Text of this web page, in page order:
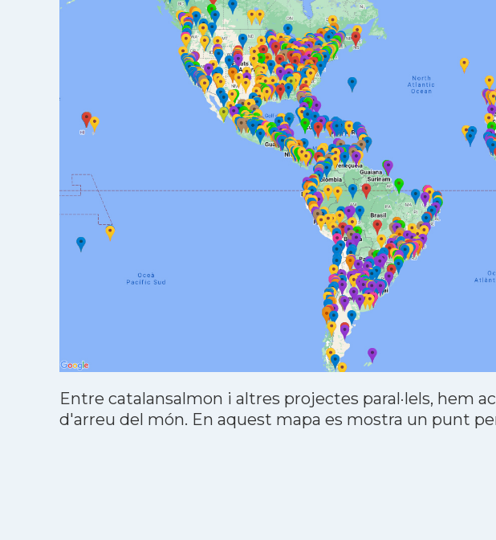
Entre catalansalmon i altres projectes paral·lels, hem
d'arreu del món. En aquest mapa es mostra un punt